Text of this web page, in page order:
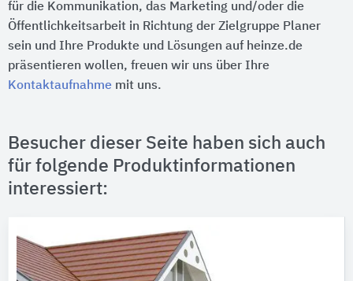
für die Kommunikation, das Marketing und/oder die
Öffentlichkeitsarbeit in Richtung der Zielgruppe Planer
sein und Ihre Produkte und Lösungen auf heinze.de
präsentieren wollen, freuen wir uns über Ihre
Kontaktaufnahme mit uns.
Besucher dieser Seite haben sich auch
für folgende Produktinformationen
interessiert: